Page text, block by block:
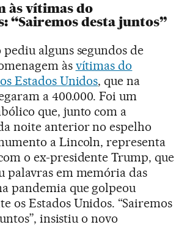
às vítimas do
“Sairemos desta juntos”
alguns segundos de
às vítimas do
Estados Unidos, que na
a 400.000. Foi um
que, junto com a
noite anterior no espelho
a Lincoln, representa
o ex-presidente Trump, que
palavras em memória das
pandemia que golpeou
os Estados Unidos. “Sairemos
insistiu o novo